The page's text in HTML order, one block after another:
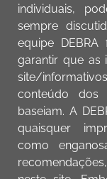
individuais,
sempre
equipe
garantir que as
site/
conteúdo dos
baseiam. A
quaisquer
como